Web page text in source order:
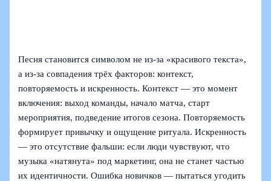
Песня становится символом не из‑за «красивого текста»,
а из‑за совпадения трёх факторов: контекст,
повторяемость и искренность. Контекст — это момент
включения: выход команды, начало матча, старт
мероприятия, подведение итогов сезона. Повторяемость
формирует привычку и ощущение ритуала. Искренность
— это отсутствие фальши: если люди чувствуют, что
музыка «натянута» под маркетинг, она не станет частью
их идентичности. Ошибка новичков — пытаться угодить